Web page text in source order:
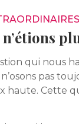
qui nous
pas
haute. Cette